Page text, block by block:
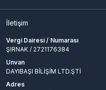
İletişim
Vergi Dairesi / Numarası
ŞIRNAK / 2721176384
Unvan
DAYIBAŞI BİLİŞİM LTD.ŞTİ
Adres